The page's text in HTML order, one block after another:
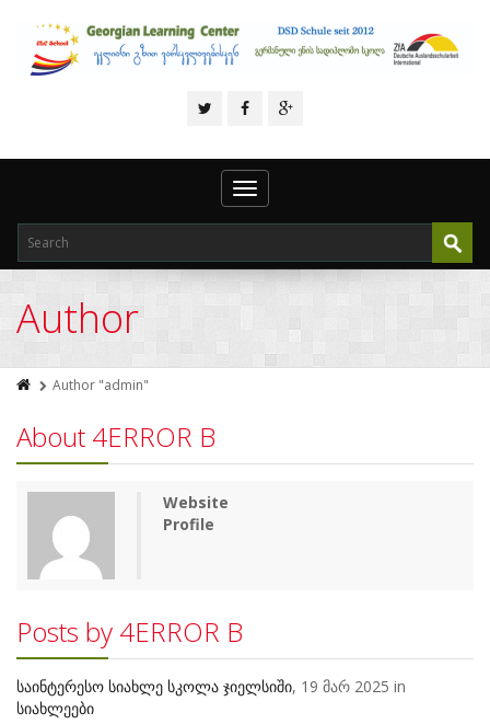
Toggle
navigation
Author
Author "admin"
About 4ERROR B
Website
Profile
Posts by 4ERROR B
საინტერესო სიახლე სკოლა ჯიელსიში, 19 მარ 2025 in
სიახლეები